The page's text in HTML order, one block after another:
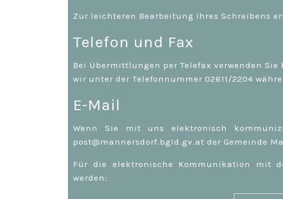
Zur leichteren Bearbeitung Ihres Schreibens
Telefon und Fax
Bei Übermittlungen per Telefax verwenden
wir unter der Telefonnummer 02611/2204
E-Mail
Wenn Sie mit uns elektronisch
post@mannersdorf.bgld.gv.at der Gemeinde
Für die elektronische Kommunikation mit
werden: